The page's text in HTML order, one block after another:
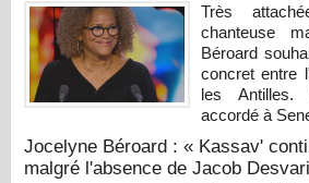
Très
chanteuse
Béroard
concret entre
les Antilles.
accordé à
Jocelyne Béroard : « Kassav'
malgré l'absence de Jacob